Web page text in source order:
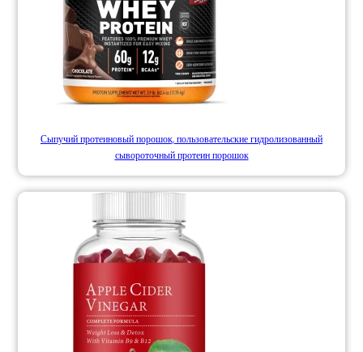
Сыпучий протеиновый порошок, пользовательские гидролизованный
сывороточный протеин порошок